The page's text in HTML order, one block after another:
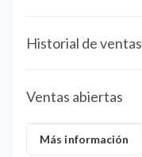
Historial de ventas
Ventas abiertas
Más información